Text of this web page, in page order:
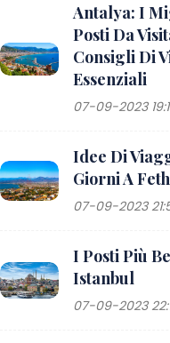
Antalya: I
Posti Da
Consigli Di
Essenziali
07-09-2023
Idee Di
Giorni A
07-09-2023
I Posti Più
Istanbul
07-09-2023